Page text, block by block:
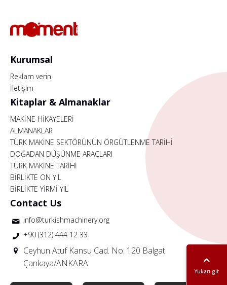
Yukarı git
Kurumsal
Reklam verin
İletişim
Kitaplar & Almanaklar
MAKİNE HİKAYELERİ
ALMANAKLAR
TÜRK MAKİNE SEKTÖRÜNÜN ÖRGÜTLENME TARİHİ
DOĞADAN DÜŞÜNME ARAÇLARI
TÜRK MAKİNE TARİHİ
BİRLİKTE ON YIL
BİRLİKTE YİRMİ YIL
Contact Us
info@turkishmachinery.org
+90 (312) 444 12 33
Ceyhun Atuf Kansu Cad. No: 120 Balgat
Çankaya/ANKARA